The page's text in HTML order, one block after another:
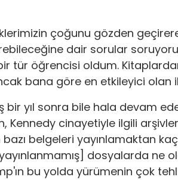
çoğunu gözden
dair sorular
tür öğrencisi oldum.
bana göre en etkileyici olan
bir yıl sonra bile hala devam
Kennedy cinayetiyle ilgili
belgeleri yayınlamaktan
dosyalarda ne
bu yolda yürümenin çok